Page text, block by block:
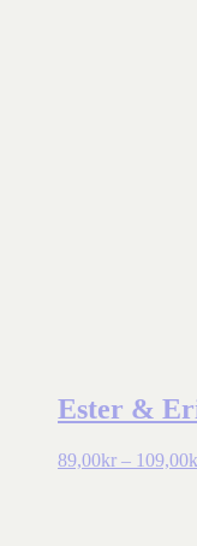
Ester &
89,00kr – 109,00